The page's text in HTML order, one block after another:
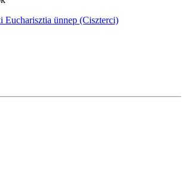
Eucharisztia ünnep (Ciszterci)